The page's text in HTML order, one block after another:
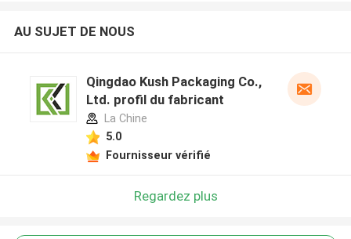
AU SUJET DE NOUS
Qingdao Kush Packaging Co.,
Ltd. profil du fabricant
La Chine
5.0
Fournisseur vérifié
Regardez plus